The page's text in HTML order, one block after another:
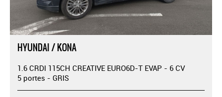
HYUNDAI / KONA
1.6 CRDI 115CH CREATIVE EURO6D-T EVAP - 6 CV
5 portes - GRIS